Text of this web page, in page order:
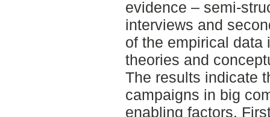
evidence – semi-
interviews and
of the empirical data
theories and
The results indicate
campaigns in big
enabling factors.